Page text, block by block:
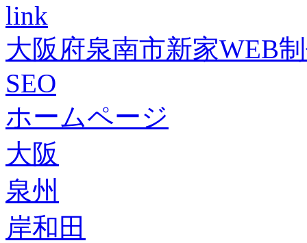
link
大阪府泉南市新家WEB
SEO
ホームページ
大阪
泉州
岸和田